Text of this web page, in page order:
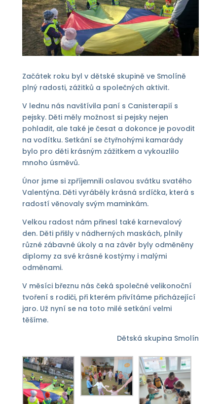
Začátek roku byl v dětské skupině ve Smolíně
plný radosti, zážitků a společných aktivit.
V lednu nás navštívila paní s Canisterapií s
pejsky. Děti měly možnost si pejsky nejen
pohladit, ale také je česat a dokonce je povodit
na vodítku. Setkání se čtyřnohými kamarády
bylo pro děti krásným zážitkem a vykouzlilo
mnoho úsměvů.
Únor jsme si zpříjemnili oslavou svátku svatého
Valentýna. Děti vyráběly krásná srdíčka, která s
radostí věnovaly svým maminkám.
Velkou radost nám přinesl také karnevalový
den. Děti přišly v nádherných maskách, plnily
různé zábavné úkoly a na závěr byly odměněny
diplomy za své krásné kostýmy i malými
odměnami.
V měsíci březnu nás čeká společné velikonoční
tvoření s rodiči, při kterém přivítáme přicházející
jaro. Už nyní se na toto milé setkání velmi
těšíme.
Dětská skupina Smolín